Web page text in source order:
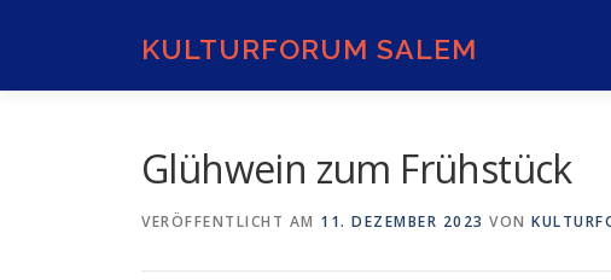
KULTURFORUM SALEM
Glühwein zum Frühstück
VERÖFFENTLICHT AM 11. DEZEMBER 2023 VON